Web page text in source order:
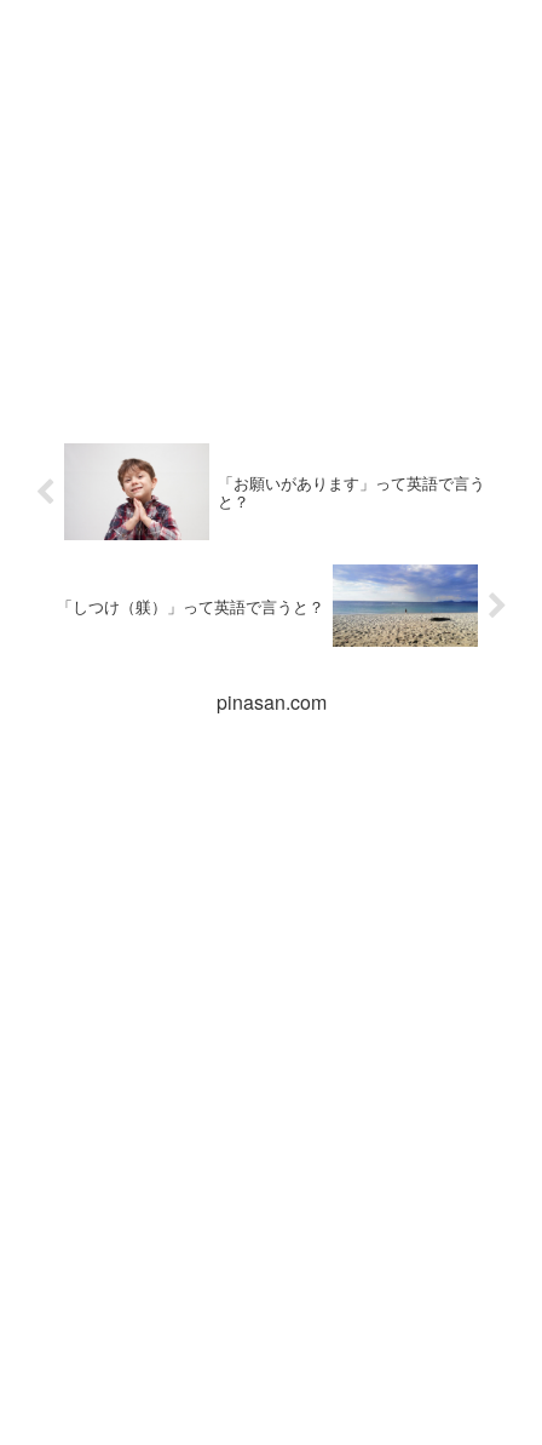
「お願いがあります」って英語で言う
と？
「しつけ（躾）」って英語で言うと？
pinasan.com